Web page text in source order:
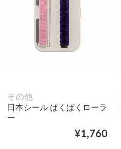
その他
日本シール ぱくぱくローラ
ー
¥1,760